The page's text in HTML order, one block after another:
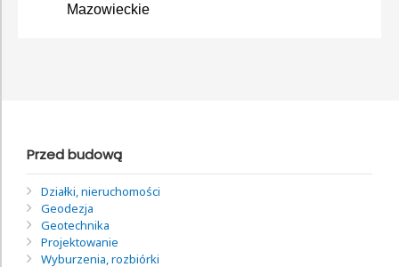
Mazowieckie
Przed budową
Działki, nieruchomości
Geodezja
Geotechnika
Projektowanie
Wyburzenia, rozbiórki